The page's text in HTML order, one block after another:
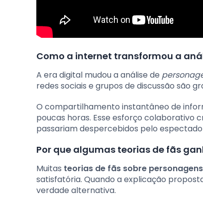
Como a internet transformou a
A era digital mudou a análise de
redes sociais e grupos de discussão são
O compartilhamento instantâneo de
poucas horas. Esse esforço colaborativo
passariam despercebidos pelo
Por que algumas teorias de fãs
Muitas teorias de fãs sobre personagens
satisfatória. Quando a explicação
verdade alternativa.